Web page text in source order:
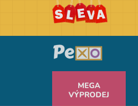
MEGA
VÝPRODEJ